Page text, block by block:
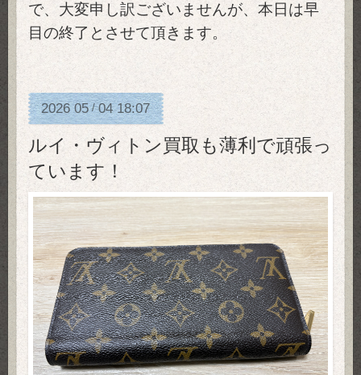
で、大変申し訳ございませんが、本日は早
目の終了とさせて頂きます。
2026 05/04 18:07
ルイ・ヴィトン買取も薄利で頑張っ
ています！